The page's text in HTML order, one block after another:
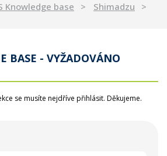
Knowledge base
Shimadzu
BASE - VYŽADOVÁNO
se musíte nejdříve přihlásit. Děkujeme.